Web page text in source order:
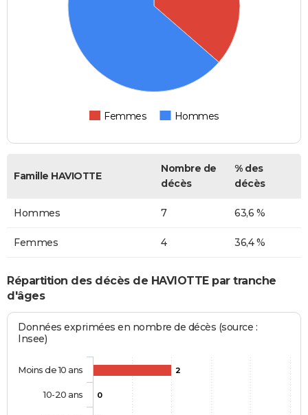
Femmes Hommes
Famille HAVIOTTE
Nombre de
décès
% des
décès
Hommes 7 63,6 %
Femmes 4 36,4 %
Répartition des décès de HAVIOTTE par tranche
d'âges
Données exprimées en nombre de décès (source :
Insee)
2
0
Moins de 10 ans
10-20 ans